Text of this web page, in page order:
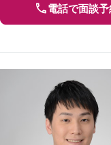
電話で面談予